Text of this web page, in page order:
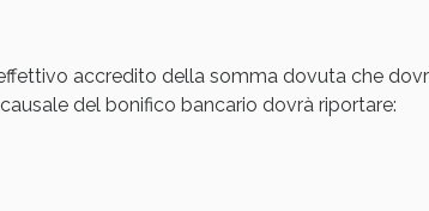
accredito della somma dovuta che
del bonifico bancario dovrà riportare: